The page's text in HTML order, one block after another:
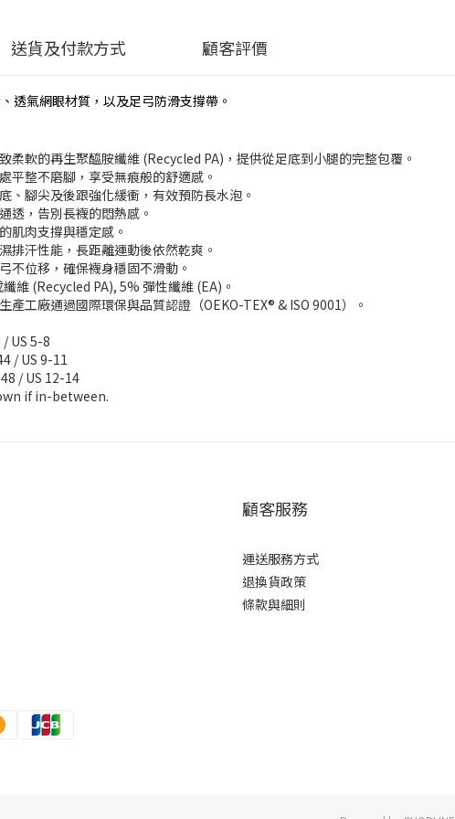
送貨及付款方式 顧客評價
透氣網眼材質，以及足弓防滑支撐帶。
柔軟的再生聚醯胺纖維 (Recycled PA)，提供從足底到小腿的完整包覆。
平整不磨腳，享受無痕般的舒適感。
、腳尖及後跟強化緩衝，有效預防長水泡。
透，告別長襪的悶熱感。
肌肉支撐與穩定感。
排汗性能，長距離運動後依然乾爽。
不位移，確保襪身穩固不滑動。
維 (Recycled PA), 5% 彈性纖維 (EA)。
產工廠通過國際環保與品質認證（OEKO-TEX® & ISO 9001）。
US 5-8
/ US 9-11
/ US 12-14
if in-between.
顧客服務
運送服務方式
退換貨政策
條款與細則